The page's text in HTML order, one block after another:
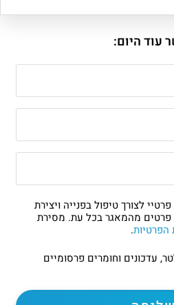
עוד היום:
לצורך טיפול בפנייה ויצירת
מהמאגר בכל עת. מסירת
הפרטיות.
עדכונים וחומרים פרסומיים